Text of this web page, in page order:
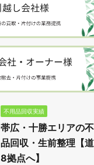
不用品回収実績
帯広・十勝エリアの
品回収・生前整理【
8拠点へ】